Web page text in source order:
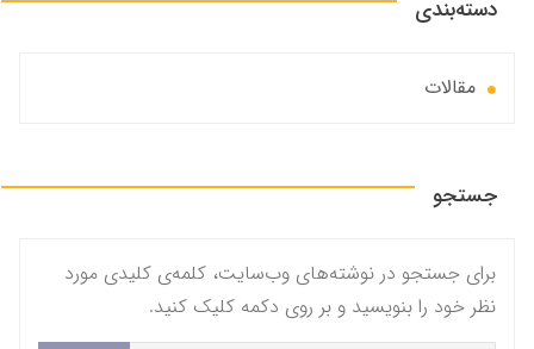
دسته‌بندی
مقالات
جستجو
برای جستجو در نوشته‌های وب‌سایت، کلمه‌ی کلیدی مورد
نظر خود را بنویسید و بر روی دکمه کلیک کنید.